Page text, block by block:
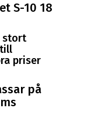
S-10 18
stort
priser
på